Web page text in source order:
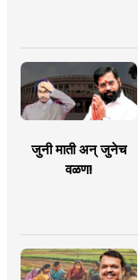
जुनी माती अन् जुनेच
वळण!